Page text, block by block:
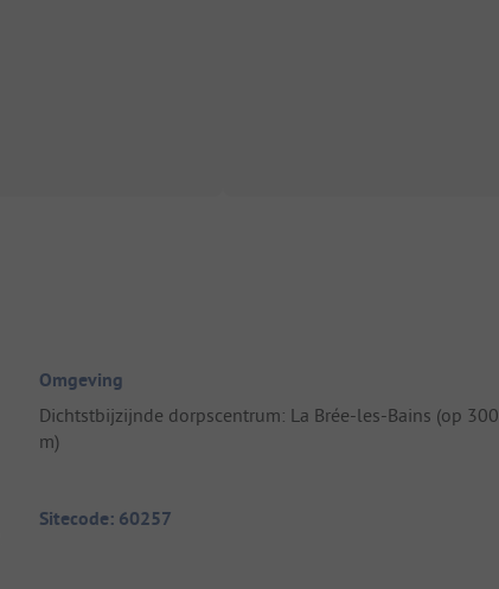
Omgeving
Dichtstbijzijnde dorpscentrum: La Brée-les-Bains (op 300
m)
Sitecode: 60257